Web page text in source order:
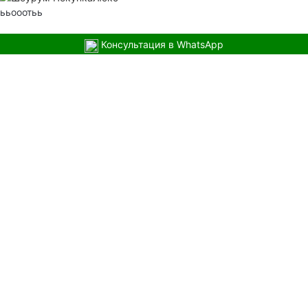
ььооотьь
Консультация в WhatsApp